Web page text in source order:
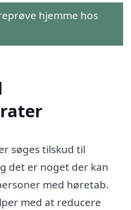
hjemme hos
søges tilskud til
det er noget der kan
med høretab.
med at reducere